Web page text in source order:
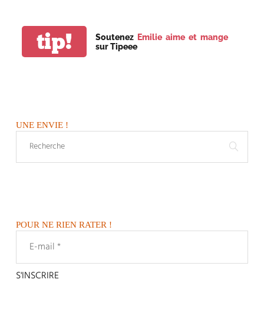
tip! Soutenez Emilie aime et mange
sur Tipeee
UNE ENVIE !
POUR NE RIEN RATER !